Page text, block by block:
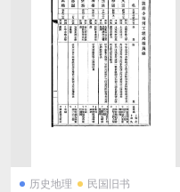
历史地理 民国旧书